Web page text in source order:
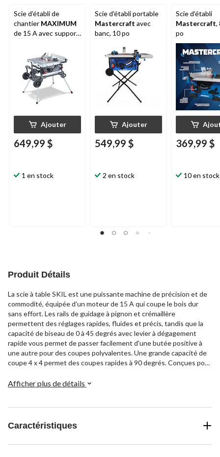
Scie d'établi de
chantier MAXIMUM
de 15 A avec support
Ajouter
649,99 $
1 en stock
Scie d'établi portable
Mastercraft avec
banc, 10 po
Ajouter
549,99 $
2 en stock
Scie d'établi
Mastercraft,
po
369,99 $
10 en stock
Produit Détails
La scie à table SKIL est une puissante machine de précision et de
commodité, équipée d'un moteur de 15 A qui coupe le bois dur
sans effort. Les rails de guidage à pignon et crémaillère
permettent des réglages rapides, fluides et précis, tandis que la
capacité de biseau de 0 à 45 degrés avec levier à dégagement
rapide vous permet de passer facilement d'une butée positive à
une autre pour des coupes polyvalentes. Une grande capacité de
coupe 4 x 4 permet des coupes rapides à 90 degrés. Conçues pour
support robuste, ce qui facilite l'installation. Dotée d'une grande
Afficher plus de détails
Caractéristiques